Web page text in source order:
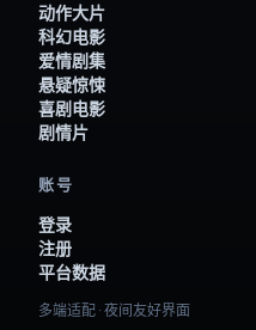
动作大片
科幻电影
爱情剧集
悬疑惊悚
喜剧电影
剧情片
账号
登录
注册
平台数据
多端适配 · 夜间友好界面